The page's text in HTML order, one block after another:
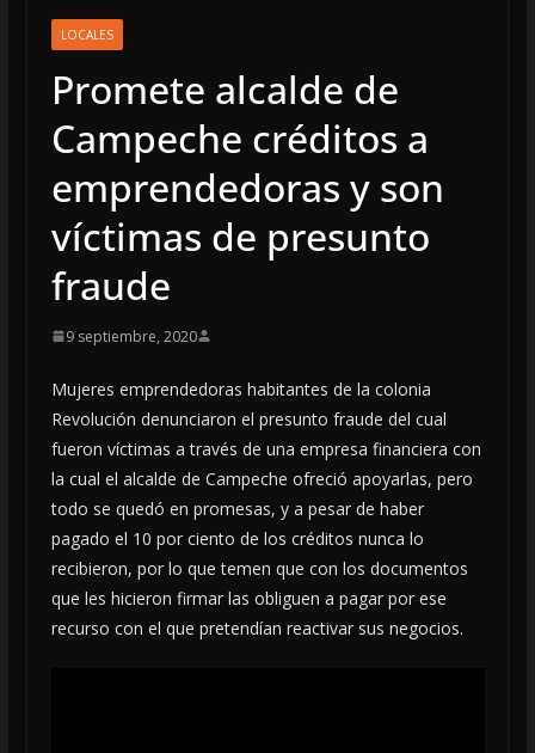
LOCALES
Promete alcalde de
Campeche créditos a
emprendedoras y son
víctimas de presunto
fraude
9 septiembre, 2020
Mujeres emprendedoras habitantes de la colonia
Revolución denunciaron el presunto fraude del cual
fueron víctimas a través de una empresa financiera con
la cual el alcalde de Campeche ofreció apoyarlas, pero
todo se quedó en promesas, y a pesar de haber
pagado el 10 por ciento de los créditos nunca lo
recibieron, por lo que temen que con los documentos
que les hicieron firmar las obliguen a pagar por ese
recurso con el que pretendían reactivar sus negocios.